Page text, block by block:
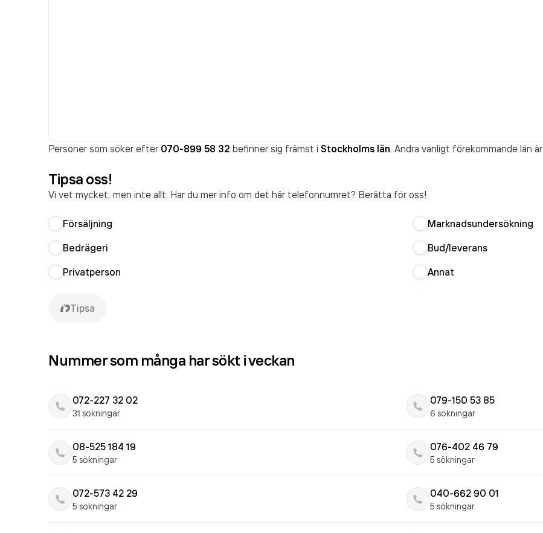
Personer som söker efter 070-899 58 32 befinner sig främst i Stockholms län. Andra vanligt förekommande län är
Tipsa oss!
Vi vet mycket, men inte allt. Har du mer info om det här telefonnumret? Berätta för oss!
Försäljning
Marknadsundersökning
Bedrägeri
Bud/leverans
Privatperson
Annat
Tipsa
Nummer som många har sökt i veckan
072-227 32 02
31 sökningar
079-150 53 85
6 sökningar
08-525 184 19
5 sökningar
076-402 46 79
5 sökningar
072-573 42 29
5 sökningar
040-662 90 01
5 sökningar